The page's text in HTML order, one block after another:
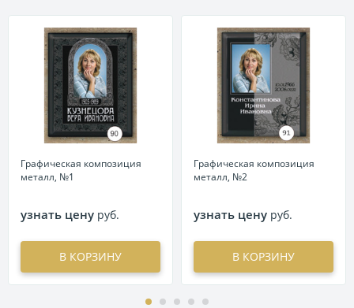
Графическая композиция
металл, №1
узнать цену руб.
В КОРЗИНУ
Графическая композиция
металл, №2
узнать цену руб.
В КОРЗИНУ